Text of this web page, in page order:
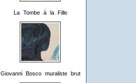
La Tombe à la Fille
Giovanni Bosco muraliste brut